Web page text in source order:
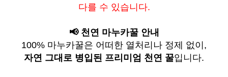
다를 수 있습니다.
📢 천연 마누카꿀 안내
100% 마누카꿀은 어떠한 열처리나 정제 없이,
자연 그대로 병입된 프리미엄 천연 꿀입니다.